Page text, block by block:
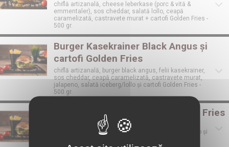
chiflă artizanală, cheese leberkase (porc & vită &
emmentaler), sos cheddar, salată lollo, ceapă
caramelizată, castravete murat + cartofi Golden Fries -
500 gr.
Burger Kasekrainer Black Angus și
cartofi Golden Fries
chiflă artizanală, burger black angus, felii kasekrainer,
sos cheddar, ceapă caramelizată, castravete murat,
jalapeno, salată iceberg/lollo și cartofi Golden Fries -
500 gr.
Chicken Burger și cartofi Golden Fries
chiflă artizanală, burger pui, sos cheddar, ceapă
caramelizată, castravete murat, salată iceberg/lollo și